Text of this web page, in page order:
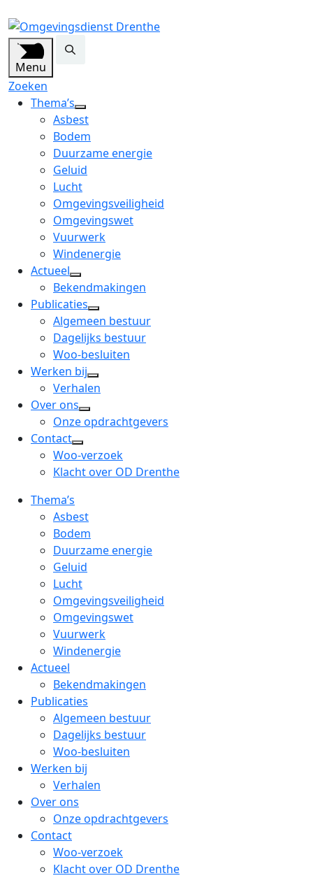
Menu
Zoeken
Thema’s
open
dropdown
menu
Asbest
Bodem
Duurzame energie
Geluid
Lucht
Omgevingsveiligheid
Omgevingswet
Vuurwerk
Windenergie
Actueel
open
dropdown
menu
Bekendmakingen
Publicaties
open
dropdown
menu
Algemeen bestuur
Dagelijks bestuur
Woo-besluiten
Werken bij
open
menu
Verhalen
Over ons
open
dropdown
menu
Onze opdrachtgevers
Contact
open
dropdown
Woo-verzoek
Klacht over OD Drenthe
Thema’s
Asbest
Bodem
Duurzame energie
Geluid
Lucht
Omgevingsveiligheid
Omgevingswet
Vuurwerk
Windenergie
Actueel
Bekendmakingen
Publicaties
Algemeen bestuur
Dagelijks bestuur
Woo-besluiten
Werken bij
Verhalen
Over ons
Onze opdrachtgevers
Contact
Woo-verzoek
Klacht over OD Drenthe